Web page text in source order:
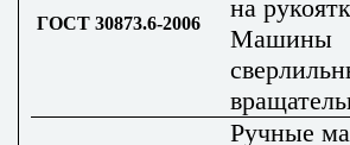
ГОСТ 30873.6-2006
на
Машины
Ручные